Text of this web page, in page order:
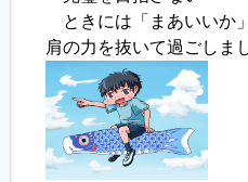
ときには「まあいいか
肩の力を抜いて過ごしま